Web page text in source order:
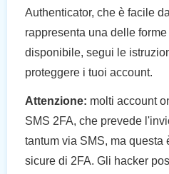
Authenticator, che è facile
rappresenta una delle
disponibile, segui le
proteggere i tuoi account.
Attenzione: molti account
SMS 2FA, che prevede
tantum via SMS, ma questa
sicure di 2FA. Gli hacker